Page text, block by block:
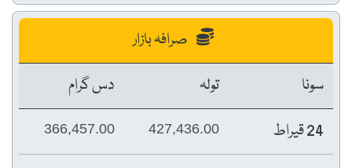
صرافہ بازار
سونا
تولہ
دس گرام
24 قیراط
427,436.00
366,457.00